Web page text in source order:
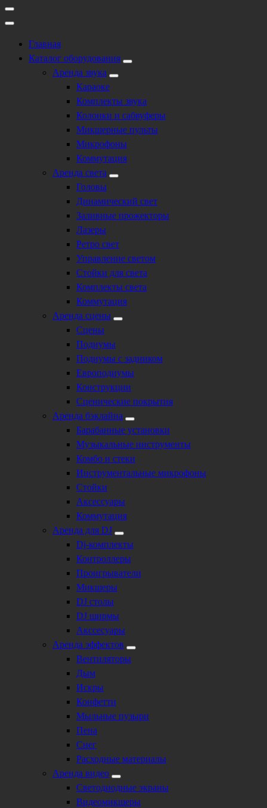
Техническое обеспечение мероприятий
Главная
Каталог оборудования
Аренда звука
Караоке
Комплекты звука
Колонки и сабвуферы
Микшерные пульты
Микрофоны
Коммутация
Аренда света
Головы
Динамический свет
Заливные прожекторы
Лазеры
Ретро свет
Управление светом
Стойки для света
Комплекты света
Коммутация
Аренда сцены
Сцены
Подиумы
Подиумы с задником
Европодиумы
Конструкции
Сценические покрытия
Аренда бэклайна
Барабанные установки
Музыкальные инструменты
Комбо и стеки
Инструментальные микрофоны
Стойки
Аксессуары
Коммутация
Аренда для DJ
Dj-комплекты
Контроллеры
Проигрыватели
Микшеры
DJ столы
DJ ширмы
Акссесуары
Аренда эффектов
Вентиляторы
Дым
Искры
Конфетти
Мыльные пузыри
Пена
Снег
Расходные материалы
Аренда видео
Светодиодные экраны
Видеомикшеры